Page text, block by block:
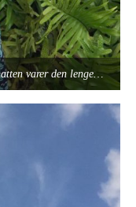
varer den lenge…